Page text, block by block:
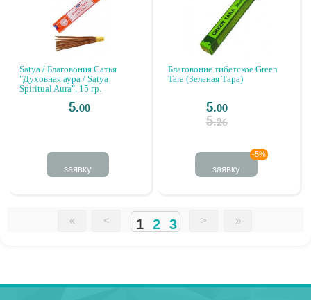
Satya / Благовония Сатья
"Духовная аура / Satya
Spiritual Aura", 15 гр.
5.00
заявку
Благовоние тибетское Green
Tara (Зеленая Тара)
5.00
5.26
-5%
заявку
« < 1 2 3 > »